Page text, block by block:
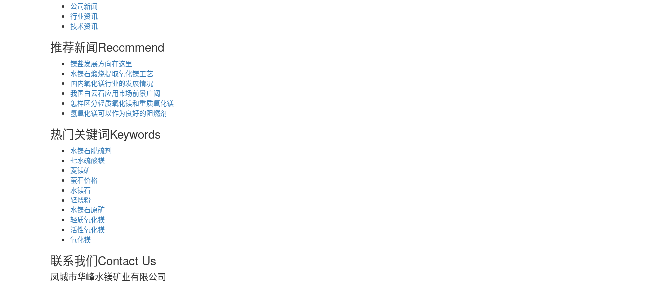
公司新闻
行业资讯
技术资讯
推荐新闻Recommend
镁盐发展方向在这里
水镁石煅烧提取氧化镁工艺
国内氧化镁行业的发展情况
我国白云石应用市场前景广阔
怎样区分轻质氧化镁和重质氧化镁
氢氧化镁可以作为良好的阻燃剂
热门关键词Keywords
水镁石脱硫剂
七水硫酸镁
菱镁矿
萤石价格
水镁石
轻烧粉
水镁石原矿
轻质氧化镁
活性氧化镁
氧化镁
联系我们Contact Us
凤城市华峰水镁矿业有限公司